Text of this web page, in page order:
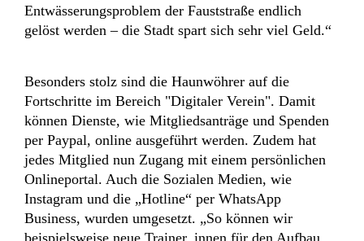
Entwässerungsproblem der Fauststraße endlich
gelöst werden – die Stadt spart sich sehr viel Geld.“
Besonders stolz sind die Haunwöhrer auf die
Fortschritte im Bereich "Digitaler Verein". Damit
können Dienste, wie Mitgliedsanträge und Spenden
per Paypal, online ausgeführt werden. Zudem hat
jedes Mitglied nun Zugang mit einem persönlichen
Onlineportal. Auch die Sozialen Medien, wie
Instagram und die „Hotline“ per WhatsApp
Business, wurden umgesetzt. „So können wir
beispielsweise neue Trainer_innen für den Aufbau